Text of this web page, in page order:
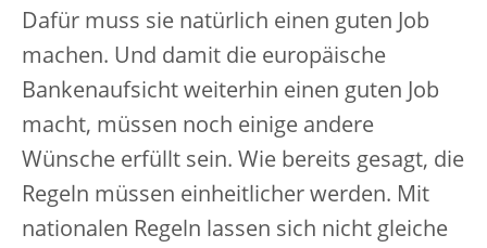
Dafür muss sie natürlich einen guten Job
machen. Und damit die europäische
Bankenaufsicht weiterhin einen guten Job
macht, müssen noch einige andere
Wünsche erfüllt sein. Wie bereits gesagt, die
Regeln müssen einheitlicher werden. Mit
nationalen Regeln lassen sich nicht gleiche